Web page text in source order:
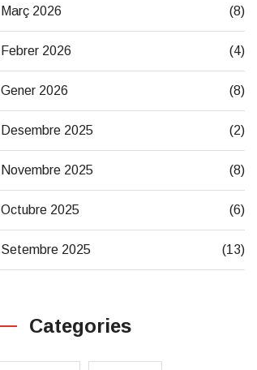
Març 2026 (8)
Febrer 2026 (4)
Gener 2026 (8)
Desembre 2025 (2)
Novembre 2025 (8)
Octubre 2025 (6)
Setembre 2025 (13)
Categories